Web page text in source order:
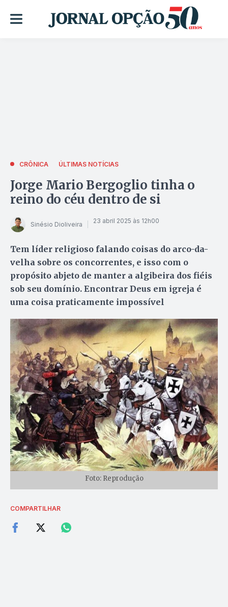
CRÔNICA ÚLTIMAS NOTÍCIAS
Jorge Mario Bergoglio tinha o
reino do céu dentro de si
Sinésio Dioliveira 23 abril 2025 às 12h00
Tem líder religioso falando coisas do arco-da-
velha sobre os concorrentes, e isso com o
propósito abjeto de manter a algibeira dos fiéis
sob seu domínio. Encontrar Deus em igreja é
uma coisa praticamente impossível
Foto: Reprodução
COMPARTILHAR